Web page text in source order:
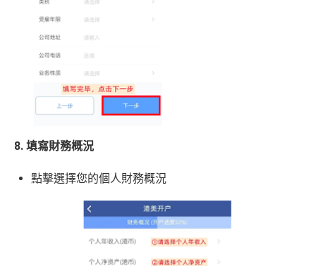
8. 填寫財務概況
點擊選擇您的個人財務概況